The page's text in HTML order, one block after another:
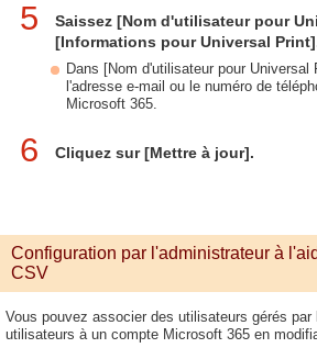
5
Saissez [Nom d'utilisateur pour
[Informations pour Universal
Dans [Nom d'utilisateur pour
l'adresse e-mail ou le numéro de
Microsoft 365.
6 Cliquez sur [Mettre à jour].
Configuration par l'administrateur à
CSV
Vous pouvez associer des utilisateurs gérés par
utilisateurs à un compte Microsoft 365 en